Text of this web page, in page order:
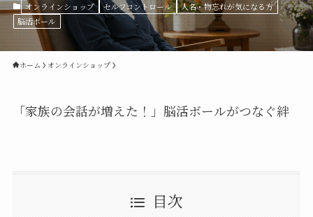
オンラインショップ セルフコントロール
人名・物忘れが気になる方
脳活ボール
ホーム オンラインショップ
「家族の会話が増えた！」脳活ボールがつなぐ絆
目次